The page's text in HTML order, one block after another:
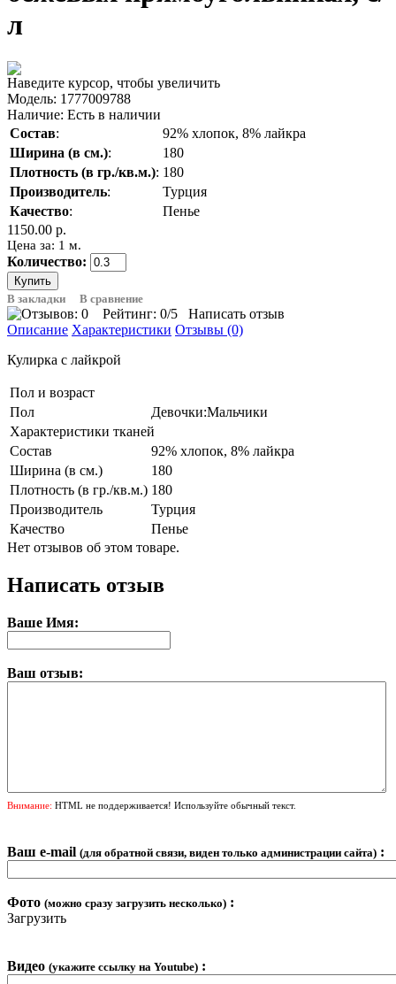
л
Наведите курсор, чтобы увеличить
Модель: 1777009788
Наличие: Есть в наличии
Состав:
92% хлопок, 8% лайкра
Ширина (в см.):
180
Плотность (в гр./кв.м.): 180
Производитель:
Турция
Качество:
Пенье
1150.00 р.
Цена за: 1 м.
Количество:
В закладки В сравнение
Рейтинг: 0/5
Написать отзыв
Описание Характеристики Отзывы (0)
Кулирка с лайкрой
Пол и возраст
Пол
Девочки:Мальчики
Характеристики тканей
Состав
92% хлопок, 8% лайкра
Ширина (в см.)
180
Плотность (в гр./кв.м.) 180
Производитель
Турция
Качество
Пенье
Нет отзывов об этом товаре.
Написать отзыв
Ваше Имя:
Ваш отзыв:
Внимание: HTML не поддерживается! Используйте обычный текст.
Ваш e-mail (для обратной связи, виден только администрации сайта) :
Фото (можно сразу загрузить несколько) :
Загрузить
Видео (укажите ссылку на Youtube) :